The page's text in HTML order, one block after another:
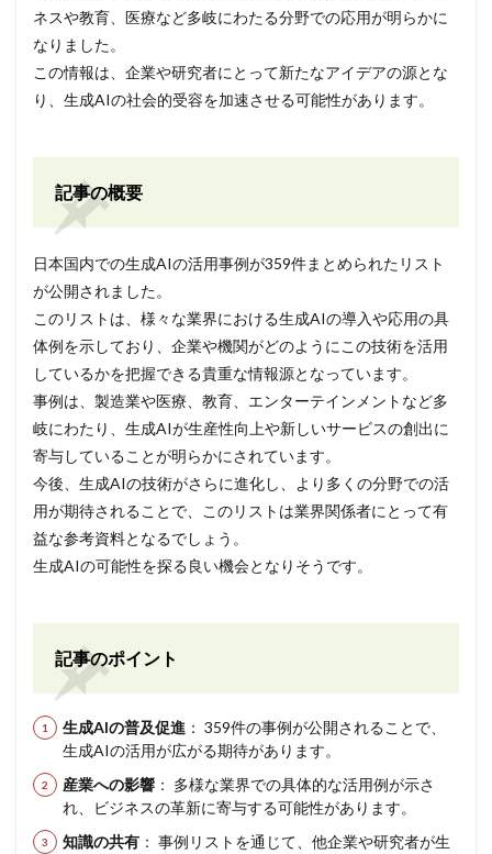
ネスや教育、医療など多岐にわたる分野での応用が明らかに
なりました。
この情報は、企業や研究者にとって新たなアイデアの源とな
り、生成AIの社会的受容を加速させる可能性があります。
記事の概要
日本国内での生成AIの活用事例が359件まとめられたリスト
が公開されました。
このリストは、様々な業界における生成AIの導入や応用の具
体例を示しており、企業や機関がどのようにこの技術を活用
しているかを把握できる貴重な情報源となっています。
事例は、製造業や医療、教育、エンターテインメントなど多
岐にわたり、生成AIが生産性向上や新しいサービスの創出に
寄与していることが明らかにされています。
今後、生成AIの技術がさらに進化し、より多くの分野での活
用が期待されることで、このリストは業界関係者にとって有
益な参考資料となるでしょう。
生成AIの可能性を探る良い機会となりそうです。
記事のポイント
生成AIの普及促進 ： 359件の事例が公開されることで、
生成AIの活用が広がる期待があります。
産業への影響 ： 多様な業界での具体的な活用例が示さ
れ、ビジネスの革新に寄与する可能性があります。
知識の共有 ： 事例リストを通じて、他企業や研究者が生